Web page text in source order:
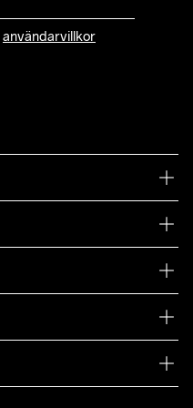
användarvillkor